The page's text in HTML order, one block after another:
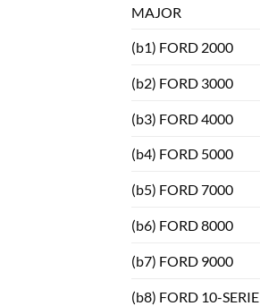
MAJOR
(b1) FORD 2000
(b2) FORD 3000
(b3) FORD 4000
(b4) FORD 5000
(b5) FORD 7000
(b6) FORD 8000
(b7) FORD 9000
(b8) FORD 10-SERIE